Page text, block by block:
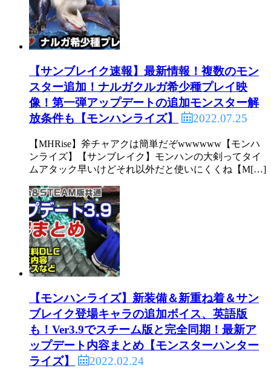
【サンブレイク速報】最新情報！複数のモン
スター追加！ナルガクルガ希少種プレイ映
像！第一弾アップデートの追加モンスター解
放条件も【モンハンライズ】
2022.07.25
【MHRise】斧チャアクは簡単だぞwwwwww【モンハ
ンライズ】【サンブレイク】モンハンの大剣ってタイ
ムアタック早いけどそれ以外だと使いにくくね【M[…]
【モンハンライズ】新装備＆新重ね着＆サン
ブレイク登場キャラの追加ボイス、英語版
も！Ver3.9でスチーム版と完全同期！最新ア
ップデート内容まとめ【モンスターハンター
ライズ】
2022.02.24